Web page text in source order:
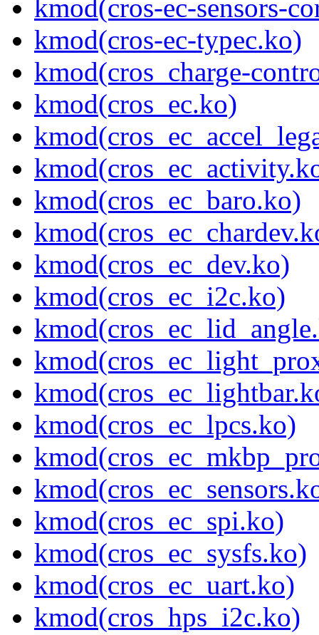
kmod(cros-ec-sensors-
kmod(cros-ec-typec.ko)
kmod(cros_charge-
kmod(cros_ec.ko)
kmod(cros_ec_baro.ko)
kmod(cros_ec_dev.ko)
kmod(cros_ec_i2c.ko)
kmod(cros_ec_lpcs.ko)
kmod(cros_ec_spi.ko)
kmod(cros_ec_sysfs.ko)
kmod(cros_ec_uart.ko)
kmod(cros_hps_i2c.ko)